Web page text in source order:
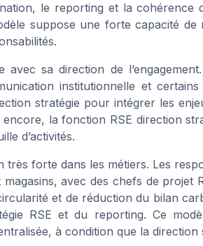
le reporting et la cohérence
suppose une forte capacité
avec sa direction de
institutionnelle et
stratégie pour intégrer les
encore, la fonction RSE direction
d’activités.
très forte dans les métiers. Les
avec des chefs de projet
et de réduction du bilan
RSE et du reporting. Ce
à condition que la direction